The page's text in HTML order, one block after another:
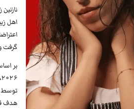
گرفت
توسط
هدف